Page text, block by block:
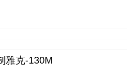
雅克-130M